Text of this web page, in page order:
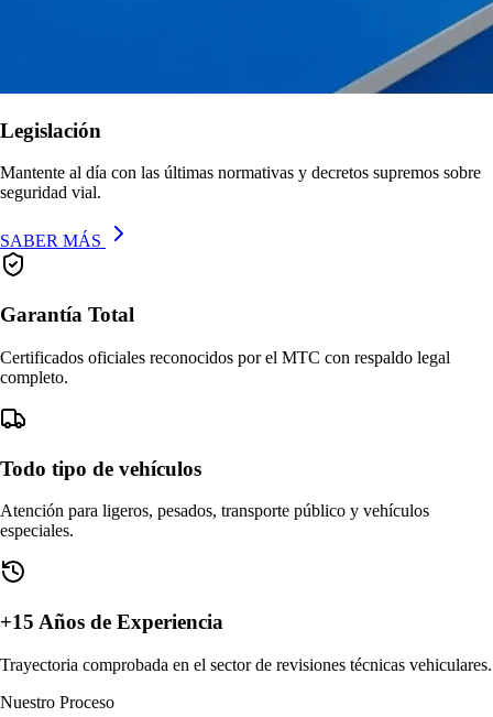
Legislación
Mantente al día con las últimas normativas y decretos supremos sobre
seguridad vial.
SABER MÁS
Garantía Total
Certificados oficiales reconocidos por el MTC con respaldo legal
completo.
Todo tipo de vehículos
Atención para ligeros, pesados, transporte público y vehículos
especiales.
+15 Años de Experiencia
Trayectoria comprobada en el sector de revisiones técnicas vehiculares.
Nuestro Proceso